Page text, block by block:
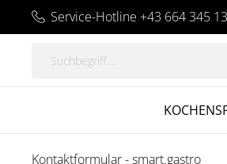
Service-Hotline +43 664 345
KOCHEN
Kontaktformular - smart.gastro